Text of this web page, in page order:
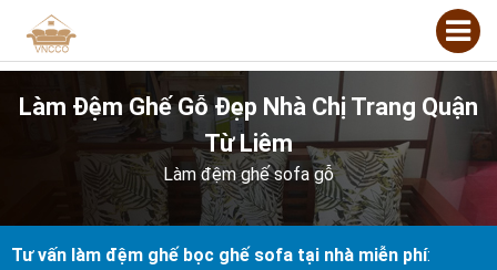
Làm Đệm Ghế Gỗ Đẹp Nhà Chị Trang Quận
Từ Liêm
Làm đệm ghế sofa gỗ
Tư vấn làm đệm ghế bọc ghế sofa tại nhà miễn phí: